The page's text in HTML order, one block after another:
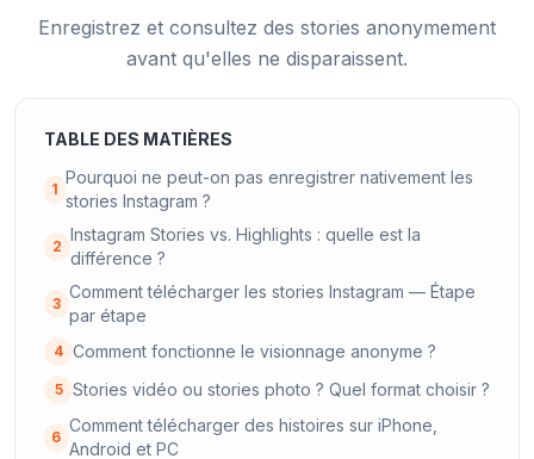
Enregistrez et consultez des stories anonymement
avant qu'elles ne disparaissent.
TABLE DES MATIÈRES
1
Pourquoi ne peut-on pas enregistrer nativement les
stories Instagram ?
2
Instagram Stories vs. Highlights : quelle est la
différence ?
3
Comment télécharger les stories Instagram — Étape
par étape
4 Comment fonctionne le visionnage anonyme ?
5 Stories vidéo ou stories photo ? ​​Quel format choisir ?
6
Comment télécharger des histoires sur iPhone,
Android et PC